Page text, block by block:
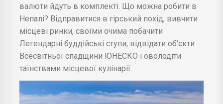
валюти йдуть в комплекті. Що можна робити в
Непалі? Відправитися в гірський похід, вивчити
місцеві ринки, своїми очима побачити
Легендарні буддійські ступи, відвідати об'єкти
Всесвітньої спадщини ЮНЕСКО і оволодіти
таїнствами місцевої кулінарії.